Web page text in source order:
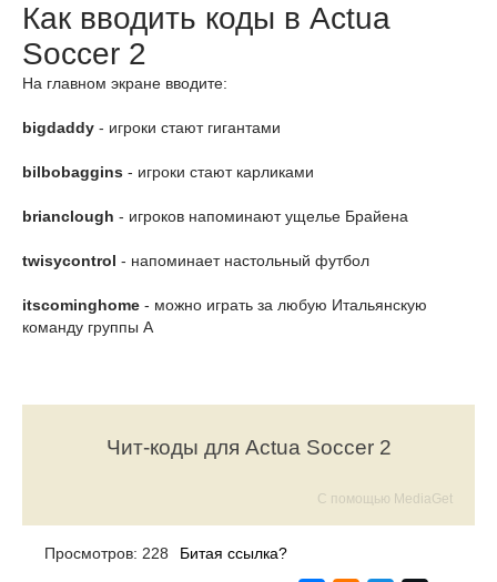
Как вводить коды в Actua
Soccer 2
На главном экране вводите:
bigdaddy - игроки стают гигантами
bilbobaggins - игроки стают карликами
brianclough - игроков напоминают ущелье Брайена
twisycontrol - напоминает настольный футбол
itscominghome - можно играть за любую Итальянскую
команду группы А
Чит-коды для Actua Soccer 2
С помощью MediaGet
Просмотров: 228 Битая ссылка?